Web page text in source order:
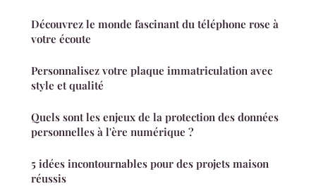
Découvrez le monde fascinant du téléphone rose à
votre écoute
Personnalisez votre plaque immatriculation avec
style et qualité
Quels sont les enjeux de la protection des données
personnelles à l'ère numérique ?
5 idées incontournables pour des projets maison
réussis